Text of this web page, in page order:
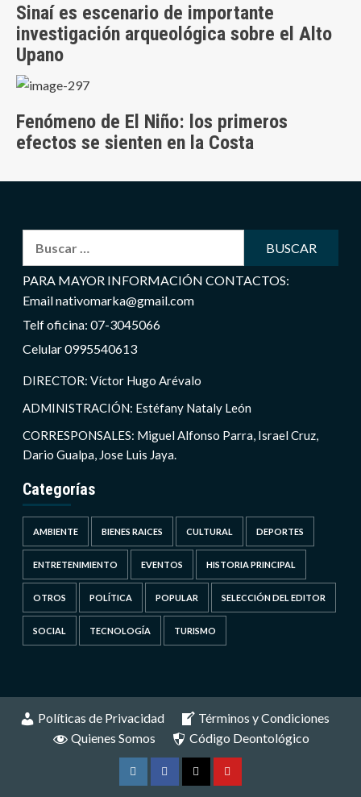
Sinaí es escenario de importante
investigación arqueológica sobre el Alto
Upano
Fenómeno de El Niño: los primeros
efectos se sienten en la Costa
PARA MAYOR INFORMACIÓN CONTACTOS:
Email nativomarka@gmail.com
Telf oficina: 07-3045066
Celular 0995540613
DIRECTOR: Víctor Hugo Arévalo
ADMINISTRACIÓN: Estéfany Nataly León
CORRESPONSALES: Miguel Alfonso Parra, Israel Cruz,
Dario Gualpa, Jose Luis Jaya.
Categorías
AMBIENTE BIENES RAICES CULTURAL DEPORTES
ENTRETENIMIENTO EVENTOS HISTORIA PRINCIPAL
OTROS POLÍTICA POPULAR SELECCIÓN DEL EDITOR
SOCIAL TECNOLOGÍA TURISMO
Políticas de Privacidad
Términos y Condiciones
Quienes Somos
Código Deontológico
InstagramFacebookTwitterYoutube